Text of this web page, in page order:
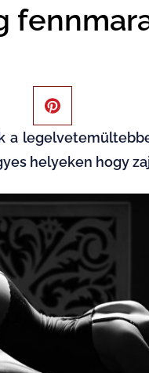
a
helyeken hogy